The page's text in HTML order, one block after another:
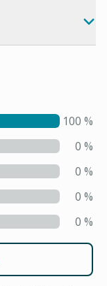
100 %
0 %
0 %
0 %
0 %